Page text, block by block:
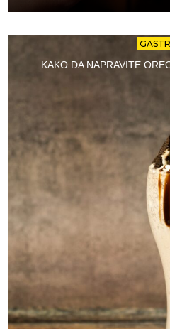
KAKO DA NAPRAVITE